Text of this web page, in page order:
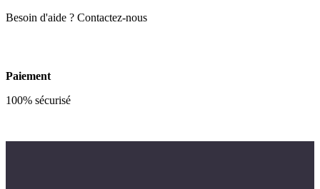
Besoin d'aide ? Contactez-nous
Paiement
100% sécurisé